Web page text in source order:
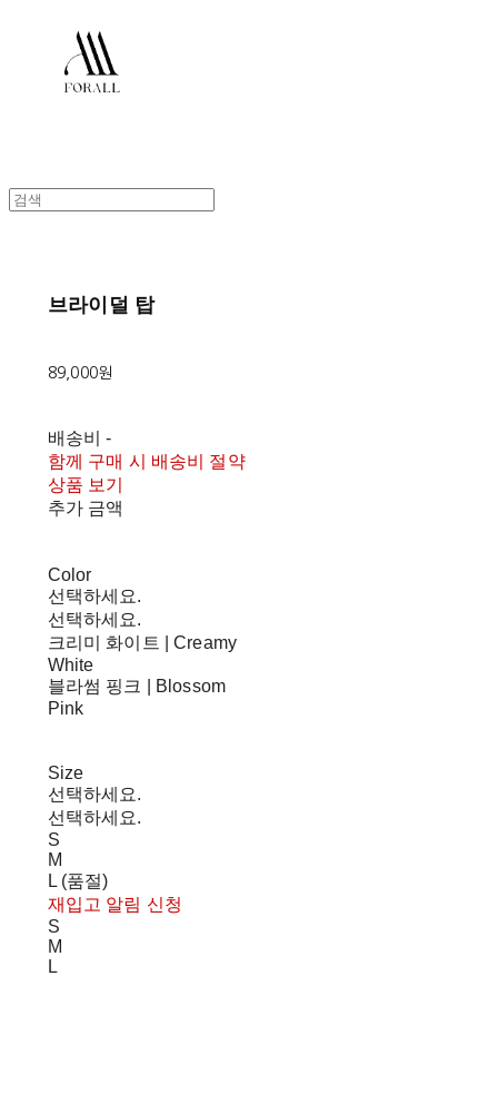
브라이덜 탑
89,000원
배송비-
함께 구매 시 배송비 절약
상품 보기
추가 금액
Color
선택하세요.
선택하세요.
크리미 화이트 | Creamy
White
블라썸 핑크 | Blossom
Pink
Size
선택하세요.
선택하세요.
S
M
L (품절)
재입고 알림 신청
S
M
L